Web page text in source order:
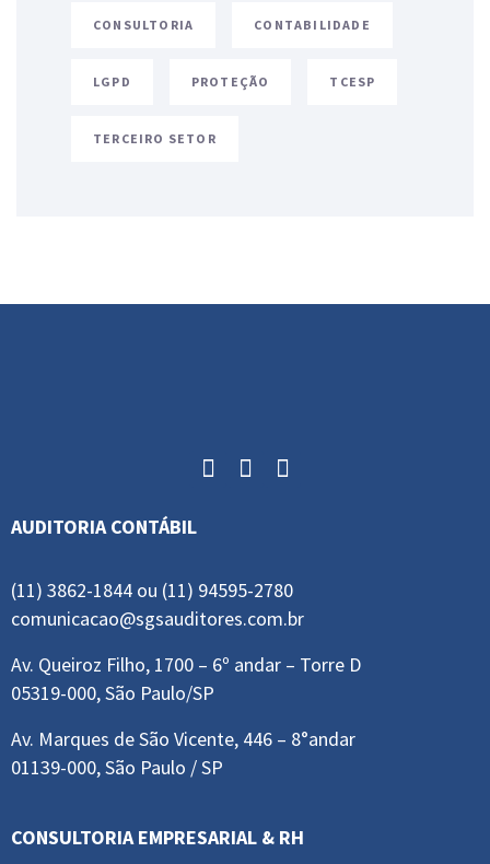
CONSULTORIA CONTABILIDADE
LGPD PROTEÇÃO TCESP
TERCEIRO SETOR
AUDITORIA CONTÁBIL
(11) 3862-1844 ou (11) 94595-2780
comunicacao@sgsauditores.com.br
Av. Queiroz Filho, 1700 – 6º andar – Torre D
05319-000, São Paulo/SP
Av. Marques de São Vicente, 446 – 8°andar
01139-000, São Paulo / SP
CONSULTORIA EMPRESARIAL & RH